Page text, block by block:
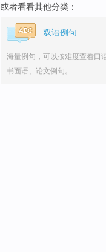
或者看看其他分类：
双语例句
海量例句，可以按难度查看口语
书面语、论文例句。